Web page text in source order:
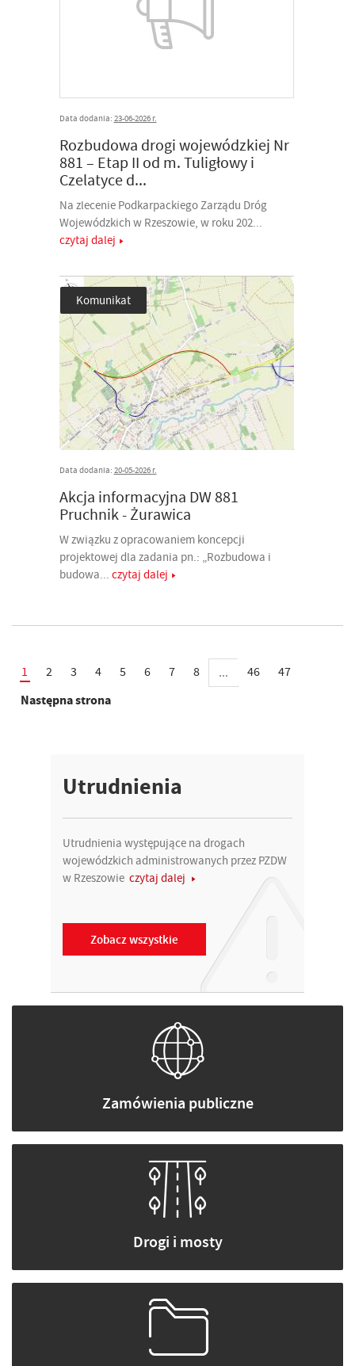
Data dodania: 23-06-2026 r.
Rozbudowa drogi wojewódzkiej Nr
881 – Etap II od m. Tuligłowy i
Czelatyce d...
Na zlecenie Podkarpackiego Zarządu Dróg
Wojewódzkich w Rzeszowie, w roku 202...
czytaj dalej
Komunikat
Data dodania: 20-05-2026 r.
Akcja informacyjna DW 881
Pruchnik - Żurawica
W związku z opracowaniem koncepcji
projektowej dla zadania pn.: „Rozbudowa i
budowa... czytaj dalej
1 2 3 4 5 6 7 8 ... 46 47
Następna strona
Utrudnienia
Utrudnienia występujące na drogach
wojewódzkich administrowanych przez PZDW
w Rzeszowie czytaj dalej
Zobacz wszystkie
Zamówienia publiczne
Drogi i mosty